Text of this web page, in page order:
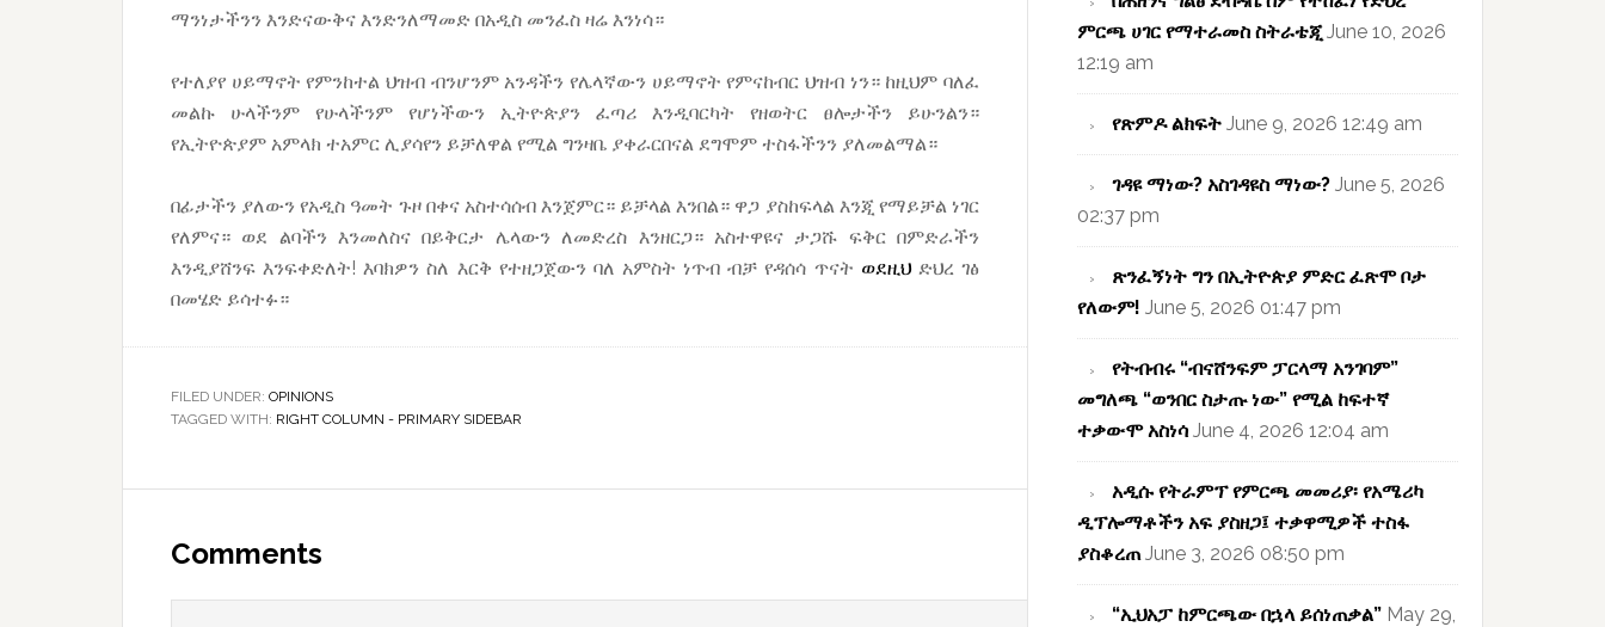
ማንነታችንን እንድናውቅና እንድንለማመድ በአዲስ መንፈስ ዛሬ እንነሳ።
የተለያየ ሀይማኖት የምንከተል ህዝብ ብንሆንም አንዳችን የሌላኛውን ሀይማኖት የምናከብር ህዝብ ነን። ከዚህም ባለፈ
መልኩ ሁላችንም የሁላችንም የሆነችውን ኢትዮጵያን ፈጣሪ እንዲባርካት የዘወትር ፀሎታችን ይሁንልን።
የኢትዮጵያም አምላክ ተአምር ሊያሳየን ይቻለዋል የሚል ግንዛቤ ያቀራርበናል ደግሞም ተስፋችንን ያለመልማል።
በፊታችን ያለውን የአዲስ ዓመት ጉዞ በቀና አስተሳሰብ እንጀምር። ይቻላል እንበል። ዋጋ ያስከፍላል እንጂ የማይቻል ነገር
የለምና። ወደ ልባችን እንመለስና በይቅርታ ሌላውን ለመድረስ እንዘርጋ። አስተዋዩና ታጋሹ ፍቅር በምድራችን
እንዲያሸንፍ እንፍቀድለት! እባክዎን ስለ እርቅ የተዘጋጀውን ባለ አምስት ነጥብ ብቻ የዳሰሳ ጥናት ወደዚህድህረ ገፅ
በመሄድ ይሳተፉ።
FILED UNDER: OPINIONS
TAGGED WITH: RIGHT COLUMN - PRIMARY SIDEBAR
Interactions
Comments
ምርጫ ሀገር የማተራመስ ስትራቴጂ June 10, 2026
12:19 am
የጽምዶ ልክፍት June 9, 2026 12:49 am
ገዳዩ ማነው? አስገዳዩስ ማነው? June 5, 2026
02:37 pm
ጽንፈኝነት ግን በኢትዮጵያ ምድር ፈጽሞ ቦታ
የለውም! June 5, 2026 01:47 pm
የትብብሩ “ብናሸንፍም ፓርላማ አንገባም”
መግለጫ “ወንበር ስታጡ ነው” የሚል ከፍተኛ
ተቃውሞ አስነሳ June 4, 2026 12:04 am
አዲሱ የትራምፕ የምርጫ መመሪያ፡ የአሜሪካ
ዲፕሎማቶችን አፍ ያስዘጋ፤ ተቃዋሚዎች ተስፋ
ያስቆረጠ June 3, 2026 08:50 pm
“ኢህአፓ ከምርጫው በኋላ ይሰነጠቃል” May 29,